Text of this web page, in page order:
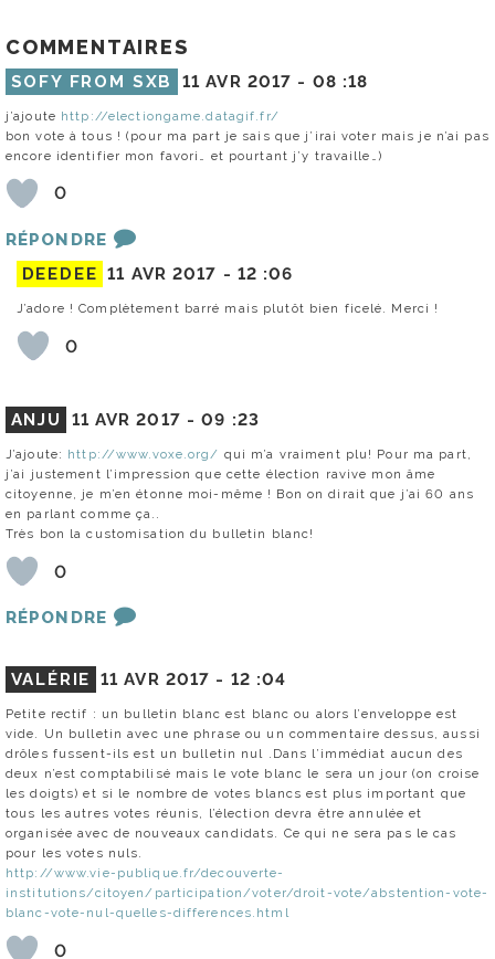
COMMENTAIRES
SOFY FROM SXB 11 AVR 2017 - 08 :18
j’ajoute http://electiongame.datagif.fr/
bon vote à tous ! (pour ma part je sais que j’irai voter mais je n’ai pas
encore identifier mon favori… et pourtant j’y travaille…)
0
RÉPONDRE
DEEDEE 11 AVR 2017 - 12 :06
J’adore ! Complètement barré mais plutôt bien ficelé. Merci !
0
ANJU 11 AVR 2017 -09 :23
J’ajoute: http://www.voxe.org/ qui m’a vraiment plu! Pour ma part,
j’ai justement l’impression que cette élection ravive mon âme
citoyenne, je m’en étonne moi-même ! Bon on dirait que j’ai 60 ans
en parlant comme ça..
Très bon la customisation du bulletin blanc!
0
RÉPONDRE
VALÉRIE 11 AVR 2017 - 12 :04
Petite rectif : un bulletin blanc est blanc ou alors l’enveloppe est
vide. Un bulletin avec une phrase ou un commentaire dessus, aussi
drôles fussent-ils est un bulletin nul .Dans l’immédiat aucun des
deux n’est comptabilisé mais le vote blanc le sera un jour (on croise
les doigts) et si le nombre de votes blancs est plus important que
tous les autres votes réunis, l’élection devra être annulée et
organisée avec de nouveaux candidats. Ce qui ne sera pas le cas
pour les votes nuls.
http://www.vie-publique.fr/decouverte-
institutions/citoyen/participation/voter/droit-vote/abstention-vote-
blanc-vote-nul-quelles-differences.html
0